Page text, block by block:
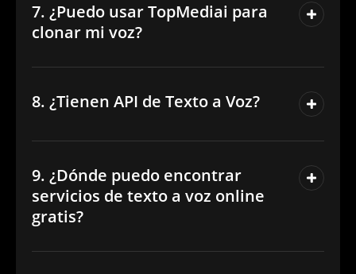
7. ¿Puedo usar TopMediai para
clonar mi voz?
8. ¿Tienen API de Texto a Voz?
9. ¿Dónde puedo encontrar
servicios de texto a voz online
gratis?